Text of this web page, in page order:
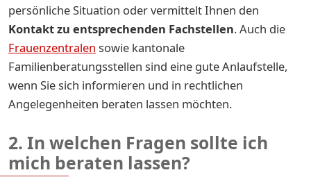
persönliche Situation oder vermittelt Ihnen den
Kontakt zu entsprechenden Fachstellen. Auch die
Frauenzentralen sowie kantonale
Familienberatungsstellen sind eine gute Anlaufstelle,
wenn Sie sich informieren und in rechtlichen
Angelegenheiten beraten lassen möchten.
2. In welchen Fragen sollte ich
mich beraten lassen?